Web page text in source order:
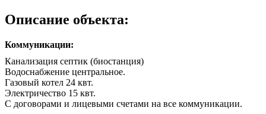
Описание объекта:
Коммуникации:
Канализация септик (биостанция)
Водоснабжение центральное.
Газовый котел 24 квт.
Электричество 15 квт.
С договорами и лицевыми счетами на все коммуникации.